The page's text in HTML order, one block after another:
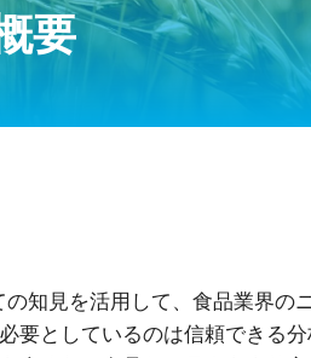
要
知見を活用して、食品業界
としているのは信頼できる